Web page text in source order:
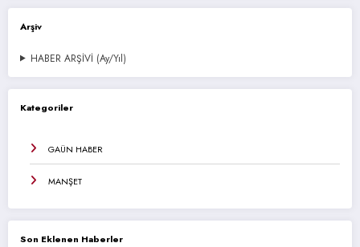
Arşiv
HABER ARŞİVİ (Ay/Yıl)
Kategoriler
GAÜN HABER
MANŞET
Son Eklenen Haberler